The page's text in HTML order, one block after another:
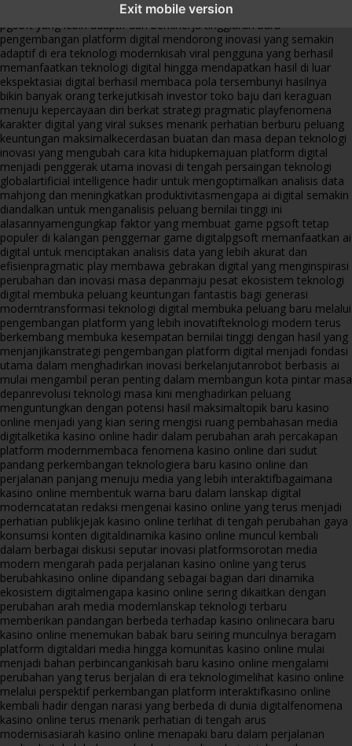
Exit mobile version
menghadirkan inovasi berkualitasai digital menjadi kunci analisis data
pgsoft yang lebih adaptif dan berkinerja tinggiarah baru
pengembangan platform digital mendorong inovasi yang semakin
adaptif di era teknologi modernkisah viral pengguna yang berhasil
memanfaatkan teknologi digital hingga mendapatkan hasil di luar
ekspektasiai digital berhasil membaca pola tersembunyi hasilnya
bikin banyak orang terkejutkisah investor toko baju dari keraguan
menuju kepercayaan diri berkat strategi pragmatic playfenomena
karakter digital yang viral sukses menarik perhatian berburu peluang
keuntungan maksimalkecerdasan buatan dan masa depan teknologi
inovasi yang mengubah cara kita hidupkemajuan platform digital
menjadi penggerak utama inovasi di tengah persaingan teknologi
globalartificial intelligence hadir untuk mengoptimalkan analisis data
mahjong dan meningkatkan produktivitasmengapa ai digital semakin
diandalkan untuk menganalisis peluang bernilai tinggi ini
alasannyamengungkap faktor yang membuat game pgsoft tetap
populer di kalangan penggemar game digitalpgsoft memanfaatkan ai
digital untuk menciptakan analisis data yang lebih akurat dan
efisienpragmatic play membawa gebrakan digital yang menginspirasi
perubahan dan inovasi masa depanmaju pesat ekosistem teknologi
digital membuka peluang keuntungan fantastis bagi generasi
moderntransformasi teknologi digital membuka peluang baru melalui
pengembangan platform yang lebih inovatifteknologi modern terus
berkembang membuka kesempatan bernilai tinggi dengan hasil yang
menjanjikanstrategi pengembangan platform digital menjadi fondasi
utama dalam menghadirkan inovasi berkelanjutanrobot berbasis ai
mulai mengambil peran penting dalam membangun kota pintar masa
depanrevolusi teknologi masa kini menghadirkan peluang
menguntungkan dengan potensi hasil maksimaltopik baru kasino
online menjadi yang kian sering mengisi ruang pembahasan media
digitalketika kasino online hadir dalam perubahan arah percakapan
platform modernmembaca fenomena kasino online dari sudut
pandang perkembangan teknologiera baru kasino online dan
perjalanan panjang menuju media yang lebih interaktifbagaimana
kasino online membentuk warna baru dalam lanskap digital
moderncatatan redaksi mengenai kasino online yang terus menjadi
perhatian publikjejak kasino online terlihat di tengah perubahan gaya
konsumsi konten digitaldinamika kasino online muncul kembali
dalam berbagai diskusi seputar inovasi platformsorotan media
modern mengarah pada perjalanan kasino online yang terus
berubahkasino online dipandang sebagai bagian dari dinamika
ekosistem digitalmengapa kasino online sering dikaitkan dengan
perubahan arah media modernlanskap teknologi terbaru
memberikan pandangan berbeda terhadap kasino onlinecara baru
kasino online menemukan babak baru seiring munculnya beragam
platform digitaldari media hingga komunitas kasino online mulai
menjadi bahan perbincangankisah baru kasino online mengalami
perubahan yang terus berjalan di era teknologimelihat kasino online
melalui perspektif perkembangan platform interaktifkasino online
kembali hadir dengan narasi yang berbeda di dunia digitalfenomena
kasino online terus menarik perhatian di tengah arus
modernisasiarah kasino online menapaki baru dalam perjalanan